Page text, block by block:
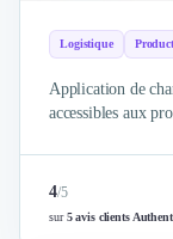
Logistique
Application de
accessibles aux
4/5
sur5 avis clients